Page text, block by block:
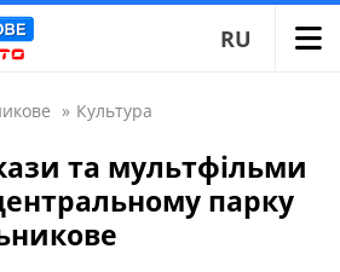
RU
» Культура
та мультфільми
парку